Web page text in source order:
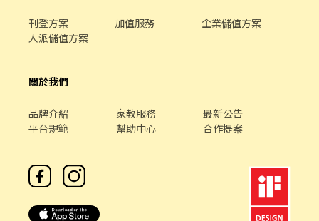
刊登方案 加值服務
企業儲值方案
人派儲值方案
關於我們
品牌介紹 家教服務
最新公告
平台規範
幫助中心 合作提案